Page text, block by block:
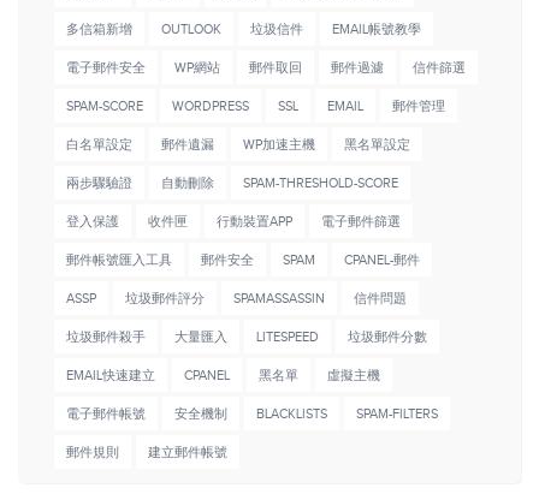
多信箱新增 OUTLOOK 垃圾信件 EMAIL帳號教學
電子郵件安全 WP網站 郵件取回 郵件過濾 信件篩選
SPAM-SCORE WORDPRESS SSL EMAIL 郵件管理
白名單設定 郵件遺漏 WP加速主機 黑名單設定
兩步驟驗證 自動刪除 SPAM-THRESHOLD-SCORE
登入保護 收件匣 行動裝置APP 電子郵件篩選
郵件帳號匯入工具 郵件安全 SPAM CPANEL-郵件
ASSP 垃圾郵件評分 SPAMASSASSIN 信件問題
垃圾郵件殺手 大量匯入 LITESPEED 垃圾郵件分數
EMAIL快速建立 CPANEL 黑名單 虛擬主機
電子郵件帳號 安全機制 BLACKLISTS SPAM-FILTERS
郵件規則 建立郵件帳號